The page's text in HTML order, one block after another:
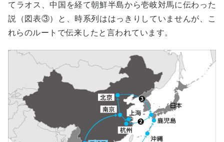
てラオス、中国を経て朝鮮半島から壱岐対馬に伝わった
説（図表③）と、時系列ははっきりしていませんが、こ
れらのルートで伝来したと言われています。